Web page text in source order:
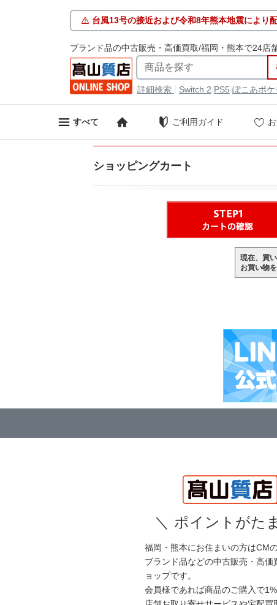
台風13号の接近および令和8年熊本地震により
ブランド品の中古販売・高価買取/福岡・熊本で24店
詳細検索 Switch 2 PS5 ぽこあポケ
すべて ご利用ガイド
ショッピングカート
現在、買
お買い物
＼ ポイントがた
福岡・熊本にお住まいの方はCM
ブランド品などの中古販売・高
ョップです。
会員様であれば商品のご購入で